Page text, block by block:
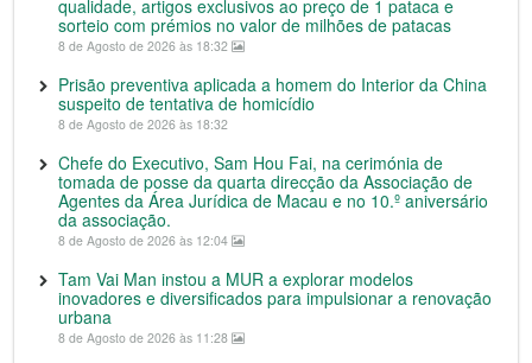
qualidade, artigos exclusivos ao preço de 1 pataca e
sorteio com prémios no valor de milhões de patacas
8 de Agosto de 2026 às 18:32
Prisão preventiva aplicada a homem do Interior da China
suspeito de tentativa de homicídio
8 de Agosto de 2026 às 18:32
Chefe do Executivo, Sam Hou Fai, na cerimónia de
tomada de posse da quarta direcção da Associação de
Agentes da Área Jurídica de Macau e no 10.º aniversário
da associação.
8 de Agosto de 2026 às 12:04
Tam Vai Man instou a MUR a explorar modelos
inovadores e diversificados para impulsionar a renovação
urbana
8 de Agosto de 2026 às 11:28